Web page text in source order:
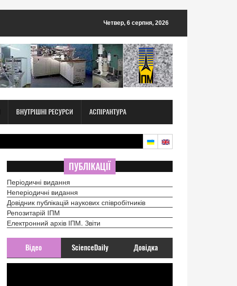
Четвер, 6 серпня, 2026
ВНУТРІШНІ РЕСУРСИ АСПІРАНТУРА
ПУБЛІКАЦІЇ
Періодичні видання
Неперіодичні видання
Довідник публікацій наукових співробітників
Репозитарій ІПМ
Електронний архів ІПМ. Звіти
Відео ScienceDaily Довідка